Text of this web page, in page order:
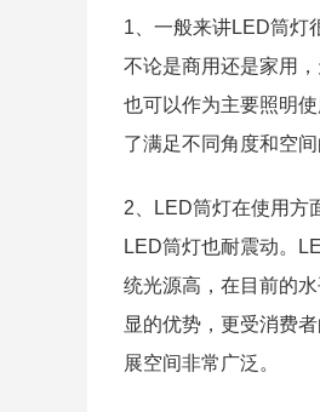
1、一般来讲LED筒灯
不论是商用还是家用
也可以作为主要照明
了满足不同角度和空
2、LED筒灯在使用方
LED筒灯也耐震动。
统光源高，在目前的
显的优势，更受消费
展空间非常广泛。